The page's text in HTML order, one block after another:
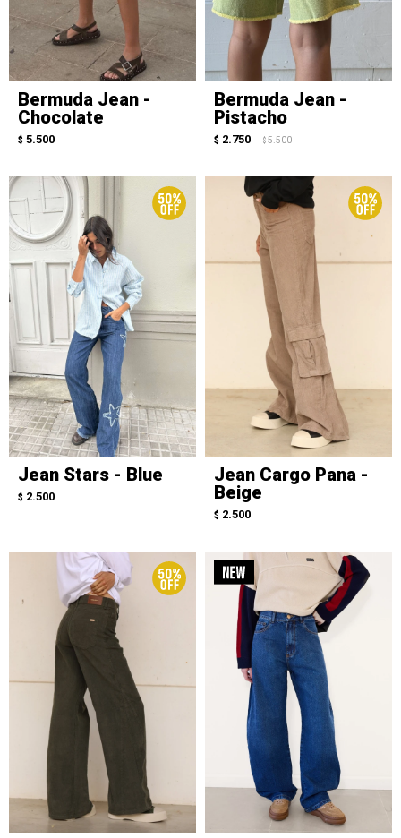
Bermuda Jean -
Chocolate
$ 5.500
Bermuda Jean -
Pistacho
$ 2.750 $ 5.500
Jean Stars - Blue
$ 2.500
Jean Cargo Pana -
Beige
$ 2.500